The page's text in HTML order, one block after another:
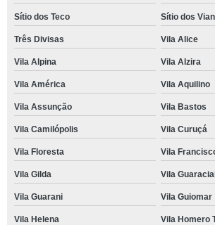
Sítio dos Teco Sítio dos
Três Divisas Vila Alice
Vila Alpina Vila Alzira
Vila América Vila Aquilino
Vila Assunção Vila Bastos
Vila Camilópolis Vila Curuçá
Vila Floresta Vila
Vila Gilda Vila
Vila Guarani Vila Guiomar
Vila Helena Vila Homero